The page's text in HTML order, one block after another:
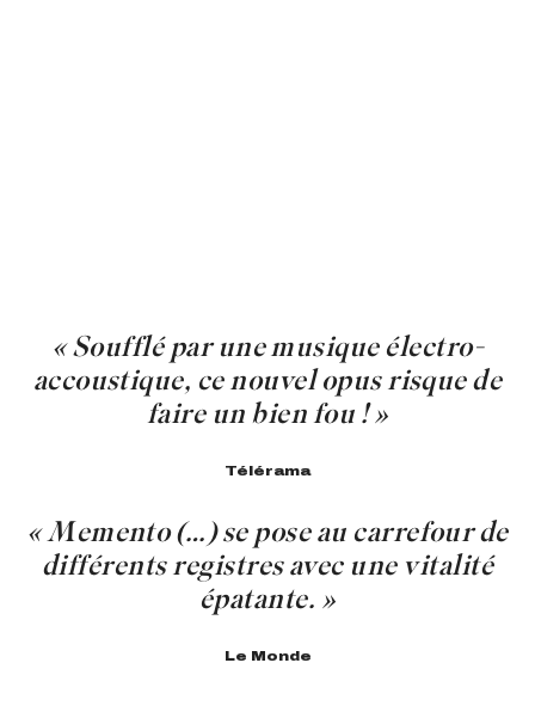
« Soufflé par une musique électro-
accoustique, ce nouvel opus risque de
faire un bien fou ! »
Télérama
« Memento (…) se pose au carrefour de
différents registres avec une vitalité
épatante. »
Le Monde